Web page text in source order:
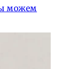
можем